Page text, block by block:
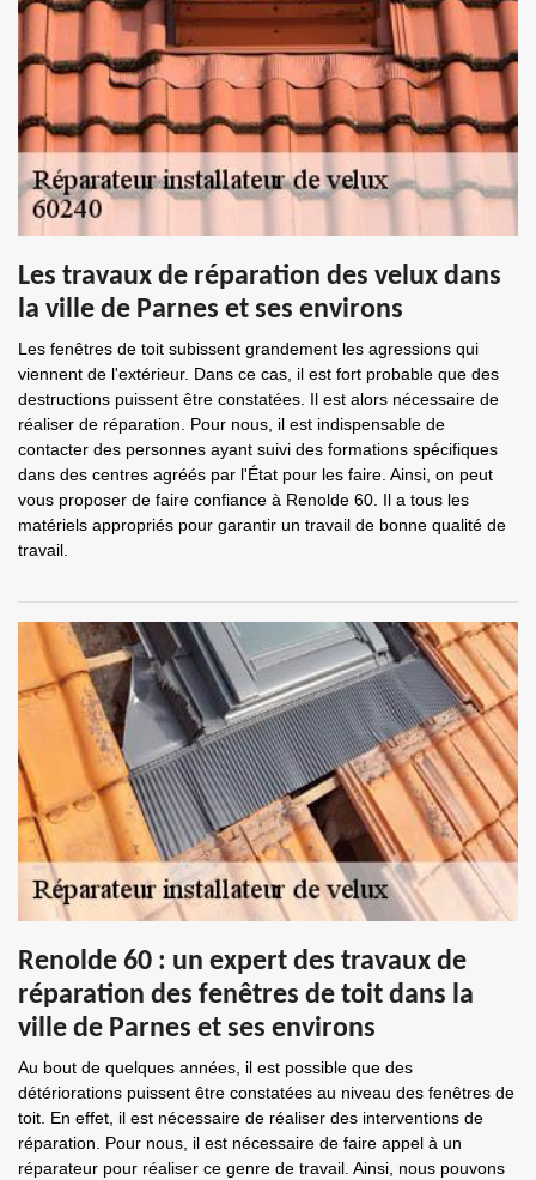
Les travaux de réparation des velux dans
la ville de Parnes et ses environs
Les fenêtres de toit subissent grandement les agressions qui
viennent de l'extérieur. Dans ce cas, il est fort probable que des
destructions puissent être constatées. Il est alors nécessaire de
réaliser de réparation. Pour nous, il est indispensable de
contacter des personnes ayant suivi des formations spécifiques
dans des centres agréés par l'État pour les faire. Ainsi, on peut
vous proposer de faire confiance à Renolde 60. Il a tous les
matériels appropriés pour garantir un travail de bonne qualité de
travail.
Renolde 60 : un expert des travaux de
réparation des fenêtres de toit dans la
ville de Parnes et ses environs
Au bout de quelques années, il est possible que des
détériorations puissent être constatées au niveau des fenêtres de
toit. En effet, il est nécessaire de réaliser des interventions de
réparation. Pour nous, il est nécessaire de faire appel à un
réparateur pour réaliser ce genre de travail. Ainsi, nous pouvons